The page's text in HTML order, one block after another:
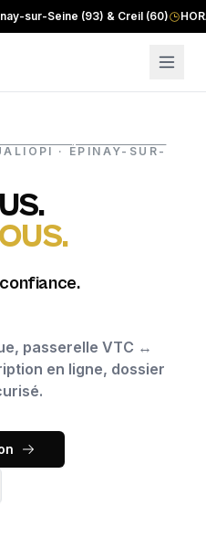
Seine (93) & Creil (60)
· ÉPINAY-SUR-
passerelle VTC ↔
en ligne, dossier